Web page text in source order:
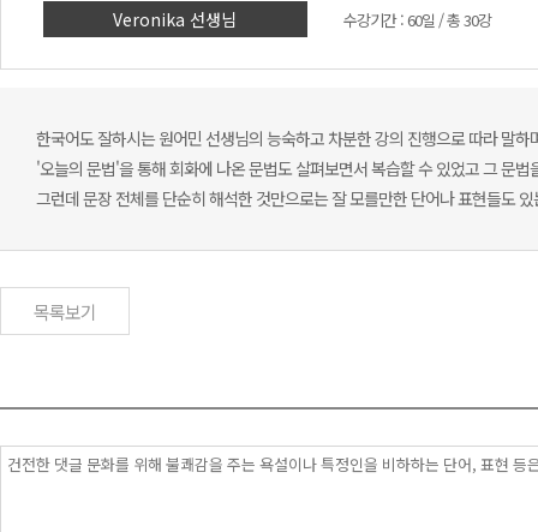
Veronika 선생님 수강기간 : 60일 / 총 30강
한국어도 잘하시는 원어민 선생님의 능숙하고 차분한 강의 진행으로 따라 말
'오늘의 문법'을 통해 회화에 나온 문법도 살펴보면서 복습할 수 있었고 그 문
그런데 문장 전체를 단순히 해석한 것만으로는 잘 모를만한 단어나 표현들도
목록보기